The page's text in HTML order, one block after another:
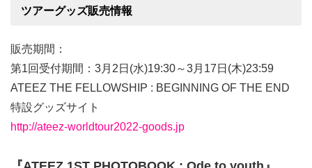
ツアーグッズ販売情報
販売期間：
第1回受付期間：3月2日(水)19:30～3月17日(木)23:59
ATEEZ THE FELLOWSHIP : BEGINNING OF THE END
特設グッズサイト
http://ateez-worldtour2022-goods.jp